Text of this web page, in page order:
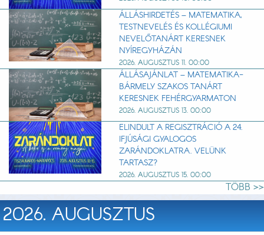
ÁLLÁSHIRDETÉS – MATEMATIKA,
TESTNEVELÉS ÉS KOLLÉGIUMI
NEVELŐTANÁRT KERESNEK
NYÍREGYHÁZÁN
2026. AUGUSZTUS 11. 00:00
ÁLLÁSAJÁNLAT – MATEMATIKA-
BÁRMELY SZAKOS TANÁRT
KERESNEK FEHÉRGYARMATON
2026. AUGUSZTUS 13. 00:00
ELINDULT A REGISZTRÁCIÓ A 24.
IFJÚSÁGI GYALOGOS
ZARÁNDOKLATRA. VELÜNK
TARTASZ?
2026. AUGUSZTUS 15. 00:00
TÖBB >>
2026. AUGUSZTUS